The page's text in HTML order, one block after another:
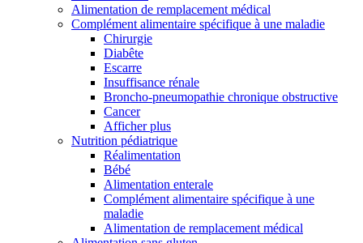
Alimentation de remplacement médical
Complément alimentaire spécifique à une maladie
Chirurgie
Diabête
Escarre
Insuffisance rénale
Broncho-pneumopathie chronique obstructive
Cancer
Afficher plus
Nutrition pédiatrique
Réalimentation
Bébé
Alimentation enterale
Complément alimentaire spécifique à une
maladie
Alimentation de remplacement médical